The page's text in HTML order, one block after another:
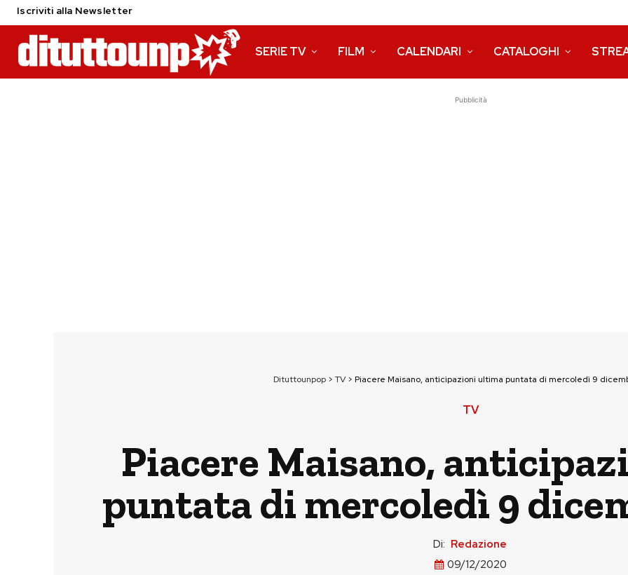
Iscriviti alla Newsletter
SERIE TV FILM CALENDARI CATALOGHI
Pubblicità
Dituttounpop > TV > Piacere Maisano, anticipazioni ultima puntata di mercoledì 9
TV
Piacere Maisano,
puntata di mercoledì 9
Di: Redazione
09/12/2020